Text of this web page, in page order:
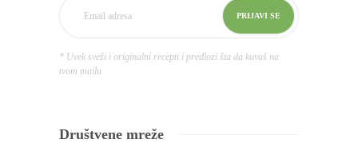
* Uvek sveži i originalni recepti i predlozi šta da kuvaš na
tvom mailu
Društvene mreže